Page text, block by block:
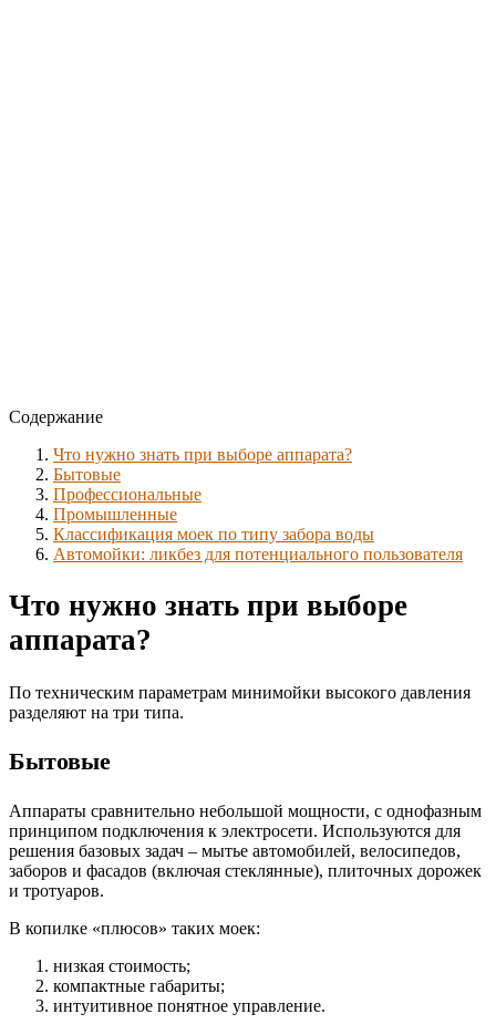
Содержание
Что нужно знать при выборе аппарата?
Бытовые
Профессиональные
Промышленные
Классификация моек по типу забора воды
Автомойки: ликбез для потенциального пользователя
Что нужно знать при выборе
аппарата?
По техническим параметрам минимойки высокого давления
разделяют на три типа.
Бытовые
Аппараты сравнительно небольшой мощности, с однофазным
принципом подключения к электросети. Используются для
решения базовых задач – мытье автомобилей, велосипедов,
заборов и фасадов (включая стеклянные), плиточных дорожек
и тротуаров.
В копилке «плюсов» таких моек:
низкая стоимость;
компактные габариты;
интуитивное понятное управление.